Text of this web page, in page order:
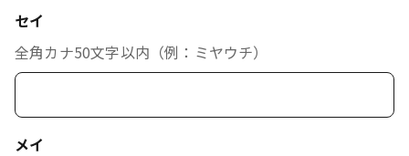
セイ
全角カナ50文字以内（例：ミヤウチ）
メイ